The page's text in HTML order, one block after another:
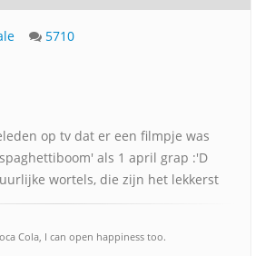
5710
op tv dat er een filmpje was
als 1 april grap :'D
wortels, die zijn het lekkerst
Cola, I can open happiness too.